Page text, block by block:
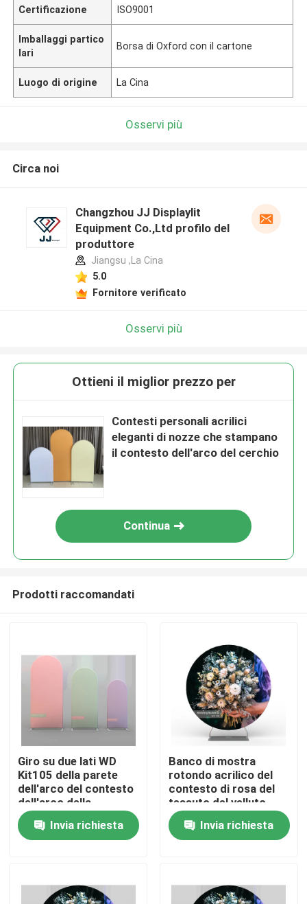
Casa
Video
Certificazione ISO9001
Imballaggi partico
lari
Borsa di Oxford con il cartone
Luogo di origine La Cina
Osservi più
Circa noi
Changzhou JJ Displaylit
Equipment Co.,Ltd profilo del
produttore
Jiangsu ,La Cina
5.0
Fornitore verificato
Osservi più
Ottieni il miglior prezzo per
Contesti personali acrilici
eleganti di nozze che stampano
il contesto dell'arco del cerchio
Continua
Prodotti raccomandati
Giro su due lati WD
Kit105 della parete
dell'arco del contesto
dell'arco della
copertura della
struttura del supporto
del contesto dell'arco
EZ
Invia richiesta
Banco di mostra
rotondo acrilico del
contesto di rosa del
tessuto del velluto
della decorazione del
contesto di nozze di
alta qualità
Invia richiesta